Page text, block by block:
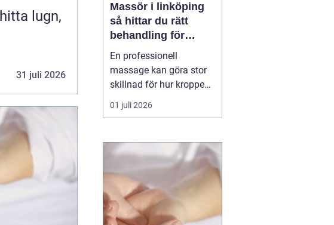
31 juli 2026
Massör i linköping
så hittar du rätt
behandling för
kropp och hälsa
En professionell
massage kan göra stor
skillnad för hur kroppen
känns i vardagen.
Många i Linköping söker
värken blir för stor eller
när stressnivån är
ohållbar. Men massage
kan vara lika mycket
förebyggande som
behandlande. Med rät...
01 juli 2026